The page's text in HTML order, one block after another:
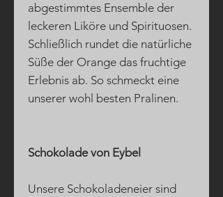
abgestimmtes Ensemble der
leckeren Liköre und Spirituosen.
Schließlich rundet die natürliche
Süße der Orange das fruchtige
Erlebnis ab. So schmeckt eine
unserer wohl besten Pralinen.
Schokolade von Eybel
Unsere Schokoladeneier sind